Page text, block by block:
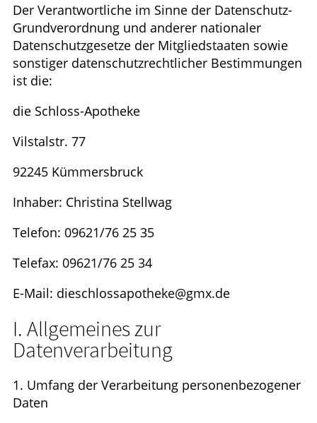
Der Verantwortliche im Sinne der Datenschutz-
Grundverordnung und anderer nationaler
Datenschutzgesetze der Mitgliedstaaten sowie
sonstiger datenschutzrechtlicher Bestimmungen
ist die:
die Schloss-Apotheke
Vilstalstr. 77
92245 Kümmersbruck
Inhaber: Christina Stellwag
Telefon: 09621/76 25 35
Telefax: 09621/76 25 34
E-Mail: dieschlossapotheke@gmx.de
I. Allgemeines zur
Datenverarbeitung
1. Umfang der Verarbeitung personenbezogener
Daten